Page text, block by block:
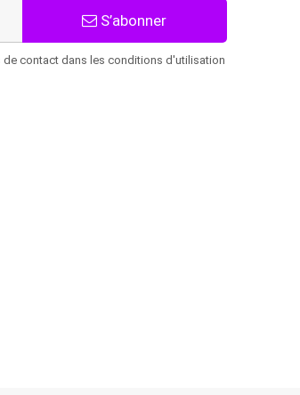
S’abonner
contact dans les conditions d'utilisation